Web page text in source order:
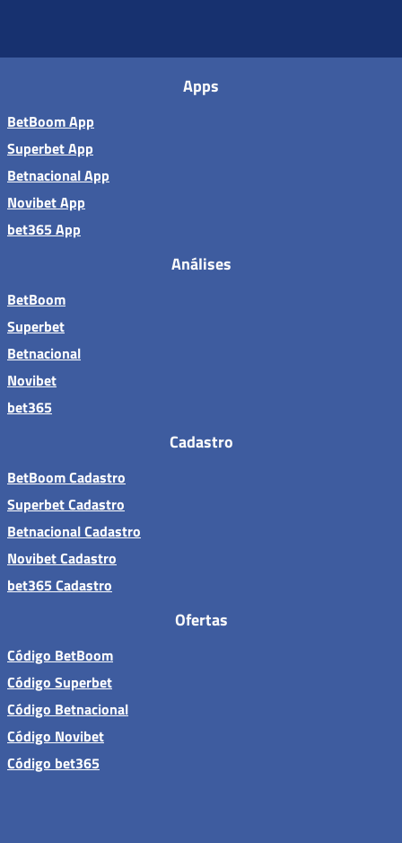
Apps
BetBoom App
Superbet App
Betnacional App
Novibet App
bet365 App
Análises
BetBoom
Superbet
Betnacional
Novibet
bet365
Cadastro
BetBoom Cadastro
Superbet Cadastro
Betnacional Cadastro
Novibet Cadastro
bet365 Cadastro
Ofertas
Código BetBoom
Código Superbet
Código Betnacional
Código Novibet
Código bet365